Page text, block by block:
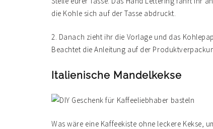
die Kohle sich auf der Tasse abdruckt.
2. Danach zieht ihr die Vorlage und das
Beachtet die Anleitung auf der
Italienische Mandelkekse
Was wäre eine Kaffeekiste ohne leckere Kekse,